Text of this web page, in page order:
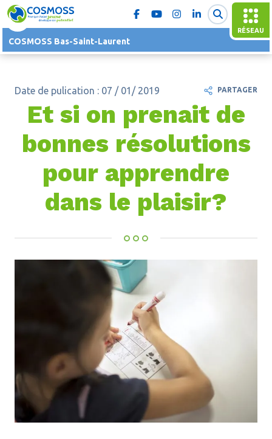
RÉSEAU
COSMOSS Bas-Saint-Laurent
Date de pulication : 07 / 01/ 2019
Et si on prenait de
bonnes résolutions
pour apprendre
dans le plaisir?
PARTAGER